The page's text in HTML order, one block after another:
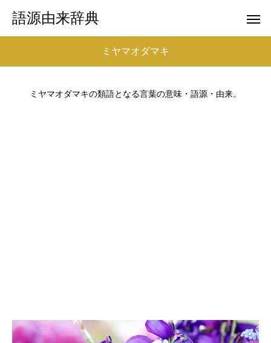
語源由来辞典
ミヤマオダマキ
ミヤマオダマキの類語となる言葉の意味・語源・由来。